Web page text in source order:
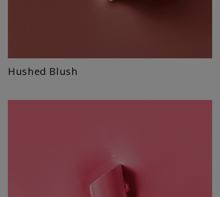
Hushed Blush